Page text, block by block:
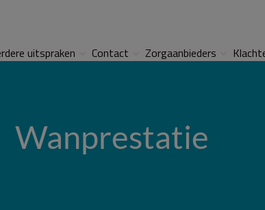
uitspraken Contact Zorgaanbieders
Wanprestatie